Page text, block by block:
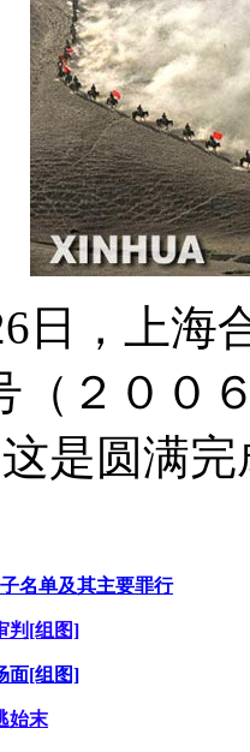
日，上海
２００
是圆满
名单及其主要罪行
判[组图]
面[组图]
始末